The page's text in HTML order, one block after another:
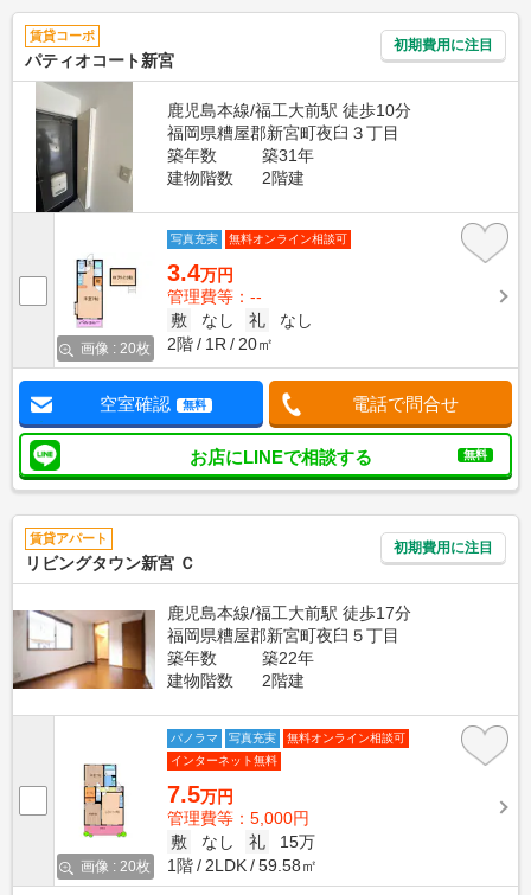
賃貸コーポ
パティオコート新宮
初期費用に注目
鹿児島本線/福工大前駅 徒歩10分
福岡県糟屋郡新宮町夜臼３丁目
築年数
築31年
建物階数
2階建
画像 : 20枚
写真充実 無料オンライン相談可
3.4万円
管理費等：--
敷
なし 礼
なし
2階
1R 20㎡
空室確認 無料 電話で問合せ
お店にLINEで相談する 無料
賃貸アパート
リビングタウン新宮 Ｃ
初期費用に注目
鹿児島本線/福工大前駅 徒歩17分
福岡県糟屋郡新宮町夜臼５丁目
築年数
築22年
建物階数
2階建
画像 : 20枚
パノラマ 写真充実
無料オンライン相談可
インターネット無料
7.5万円
管理費等：5,000円
敷
なし 礼
15万
1階
2LDK 59.58㎡